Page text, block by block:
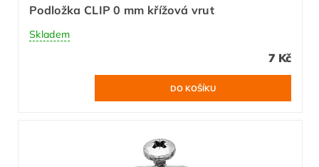
Podložka CLIP 0 mm křížová vrut
Skladem
7 Kč